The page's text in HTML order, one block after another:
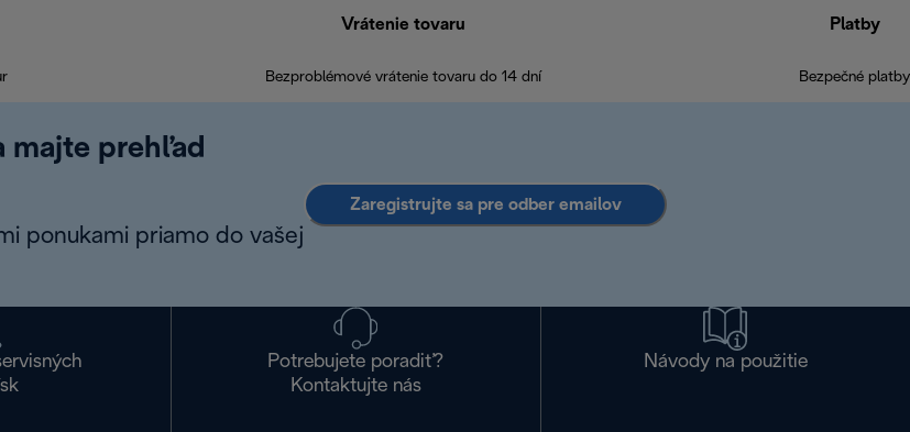
Vrátenie tovaru
Bezproblémové vrátenie tovaru do 14 dní
Platby
Bezpečné platby
majte prehľad
ponukami priamo do vašej
Zaregistrujte sa pre odber emailov
Potrebujete poradiť?
Kontaktujte nás
Návody na použitie